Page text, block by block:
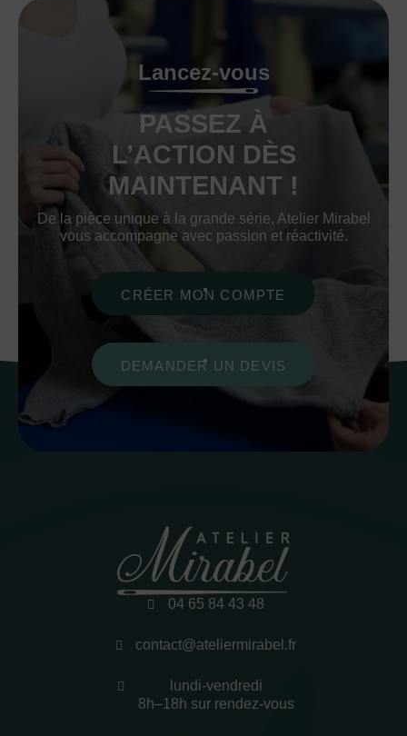
Lancez-vous
PASSEZ À
L’ACTION DÈS
MAINTENANT !
De la pièce unique à la grande série, Atelier Mirabel
vous accompagne avec passion et réactivité.
CRÉER MON COMPTE
DEMANDER UN DEVIS
04 65 84 43 48
contact@ateliermirabel.fr
lundi-vendredi
8h–18h sur rendez-vous